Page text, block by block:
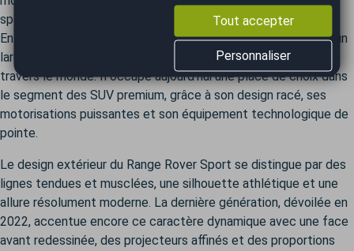
sportivité, sans compromis sur les capacités tout-terrain.
En près de 20 ans de carrière, le Range Rover Sport a séduit un
large public, avec plus de 900 000 exemplaires écoulés à
travers le monde. Il occupe aujourd’hui une place de choix dans
le segment des SUV premium, grâce à son design racé, ses
motorisations puissantes et son équipement technologique de
pointe.
Le design extérieur du Range Rover Sport se distingue par des
lignes tendues et musclées, une silhouette athlétique et une
allure résolument moderne. La dernière génération, dévoilée en
2022, accentue encore ce caractère dynamique avec une face
avant redessinée, des projecteurs affinés et des proportions
Tout accepter
Personnaliser